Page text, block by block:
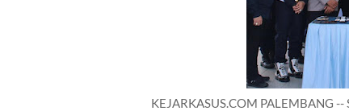
KEJARKASUS.COM PALEMBANG